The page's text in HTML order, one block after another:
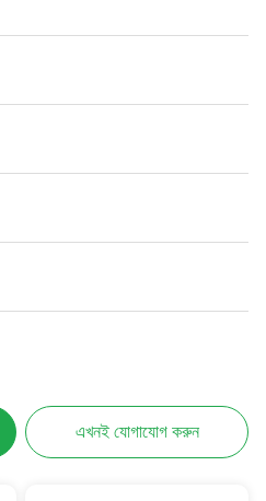
এখনই যোগাযোগ করুন